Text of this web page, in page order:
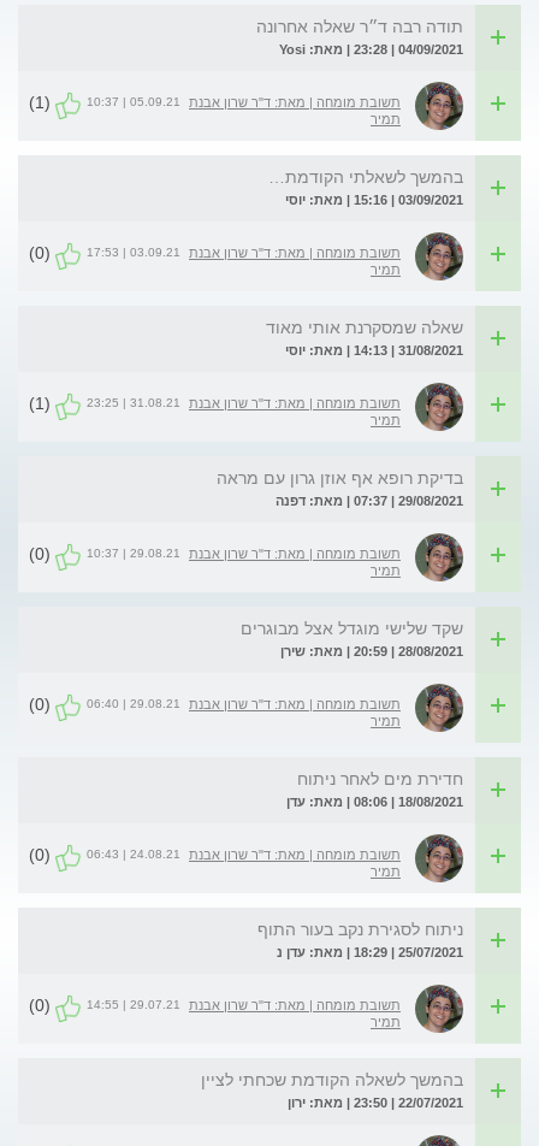
תודה רבה ד״ר שאלה אחרונה
04/09/2021 | 23:28 | מאת: Yosi
תשובת מומחה | מאת: ד"ר שרון אבנת
תמיר
05.09.21 | 10:37
(1)
בהמשך לשאלתי הקודמת…
03/09/2021 | 15:16 | מאת: יוסי
תשובת מומחה | מאת: ד"ר שרון אבנת
תמיר
03.09.21 | 17:53
(0)
שאלה שמסקרנת אותי מאוד
31/08/2021 | 14:13 | מאת: יוסי
תשובת מומחה | מאת: ד"ר שרון אבנת
תמיר
31.08.21 | 23:25
(1)
בדיקת רופא אף אוזן גרון עם מראה
29/08/2021 | 07:37 | מאת: דפנה
תשובת מומחה | מאת: ד"ר שרון אבנת
תמיר
29.08.21 | 10:37
(0)
שקד שלישי מוגדל אצל מבוגרים
28/08/2021 | 20:59 | מאת: שירן
תשובת מומחה | מאת: ד"ר שרון אבנת
תמיר
29.08.21 | 06:40
(0)
חדירת מים לאחר ניתוח
18/08/2021 | 08:06 | מאת: עדן
תשובת מומחה | מאת: ד"ר שרון אבנת
תמיר
24.08.21 | 06:43
(0)
ניתוח לסגירת נקב בעור התוף
25/07/2021 | 18:29 | מאת: עדן נ
תשובת מומחה | מאת: ד"ר שרון אבנת
תמיר
29.07.21 | 14:55
(0)
בהמשך לשאלה הקודמת שכחתי לציין
22/07/2021 | 23:50 | מאת: ירון